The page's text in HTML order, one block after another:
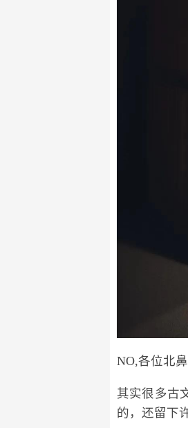
NO,各位北
其实很多古
的，还留下